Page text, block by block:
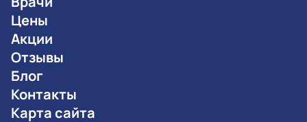
Цены
Акции
Отзывы
Блог
Контакты
Карта сайта